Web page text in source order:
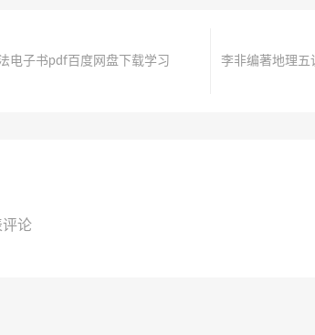
电子书pdf百度网盘下载学习
李非编著地理
评论